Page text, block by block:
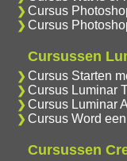
Cursus
Cursus
Cursussen
Cursus Starten
Cursus Luminar
Cursus Luminar AI
Cursus Word
Cursussen